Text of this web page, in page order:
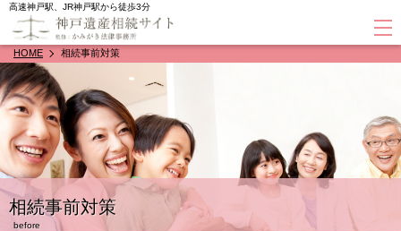
高速神戸駅、JR神戸駅から徒歩3分
HOME 相続事前対策
相続事前対策
before